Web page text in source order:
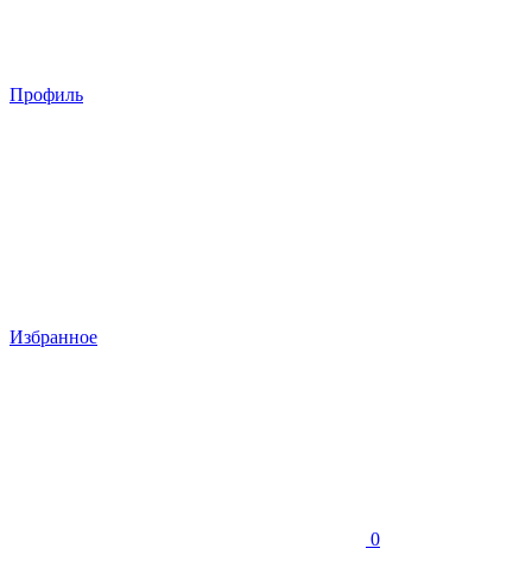
Профиль
Избранное
0